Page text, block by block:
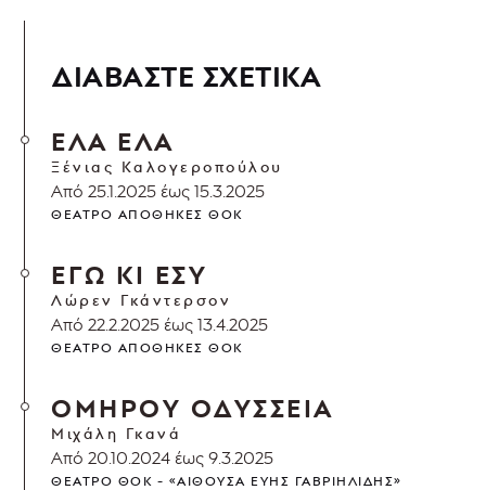
ΔΙΑΒΑΣΤΕ ΣΧΕΤΙΚΑ
ΕΛΑ ΕΛΑ
Ξένιας Καλογεροπούλου
Από 25.1.2025 έως 15.3.2025
ΘΈΑΤΡΟ ΑΠΟΘΉΚΕΣ ΘΟΚ
ΕΓΩ ΚΙ ΕΣΥ
Λώρεν Γκάντερσον
Από 22.2.2025 έως 13.4.2025
ΘΈΑΤΡΟ ΑΠΟΘΉΚΕΣ ΘΟΚ
ΟΜΗΡΟΥ ΟΔΥΣΣΕΙΑ
Μιχάλη Γκανά
Από 20.10.2024 έως 9.3.2025
ΘΈΑΤΡΟ ΘΟΚ - «ΑΊΘΟΥΣΑ ΕΎΗΣ ΓΑΒΡΙΗΛΊΔΗΣ»